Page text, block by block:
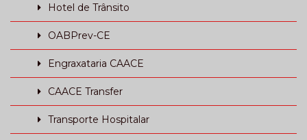
Hotel de Trânsito
OABPrev-CE
Engraxataria CAACE
CAACE Transfer
Transporte Hospitalar